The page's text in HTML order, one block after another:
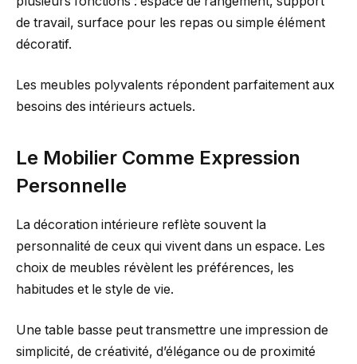
de travail, surface pour les repas ou simple élément
décoratif.
Les meubles polyvalents répondent parfaitement aux
besoins des intérieurs actuels.
Le Mobilier Comme Expression
Personnelle
La décoration intérieure reflète souvent la
personnalité de ceux qui vivent dans un espace. Les
choix de meubles révèlent les préférences, les
habitudes et le style de vie.
Une table basse peut transmettre une impression de
simplicité, de créativité, d’élégance ou de proximité